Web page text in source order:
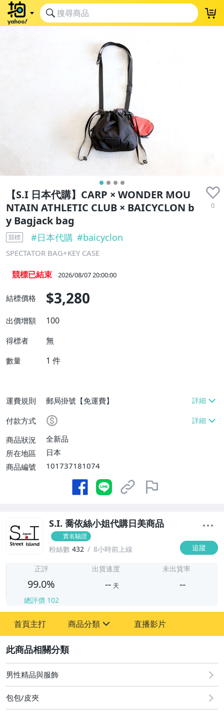
【S.I 日本代購】CARP × WONDER MOU
NTAIN ATHLETIC CLUB × BAICYCLON b
y Bagjack bag
0
競標 #日本代購 #baicyclon
SPECTATOR BAG+KEY CASE
競標已結束 2026/08/07 20:00:00
結標價格 $3,280
出價增額 100
得標者 無
數量 1 件
運費規則
郵局掛號【免運費】
付款方式
商品狀況
全新品
所在地區
日本
商品編號
101737181074
S.I. 喬依絲小姐代購日美商品
實名驗證
粉絲數 432 8小時前上線 追蹤
正評
99.0%
總評價 102
出貨速度
-- 天
未出貨率
--
首頁主打 商品分類
男性精品與服飾
直播影片
男性精品與服飾
包包/皮夾